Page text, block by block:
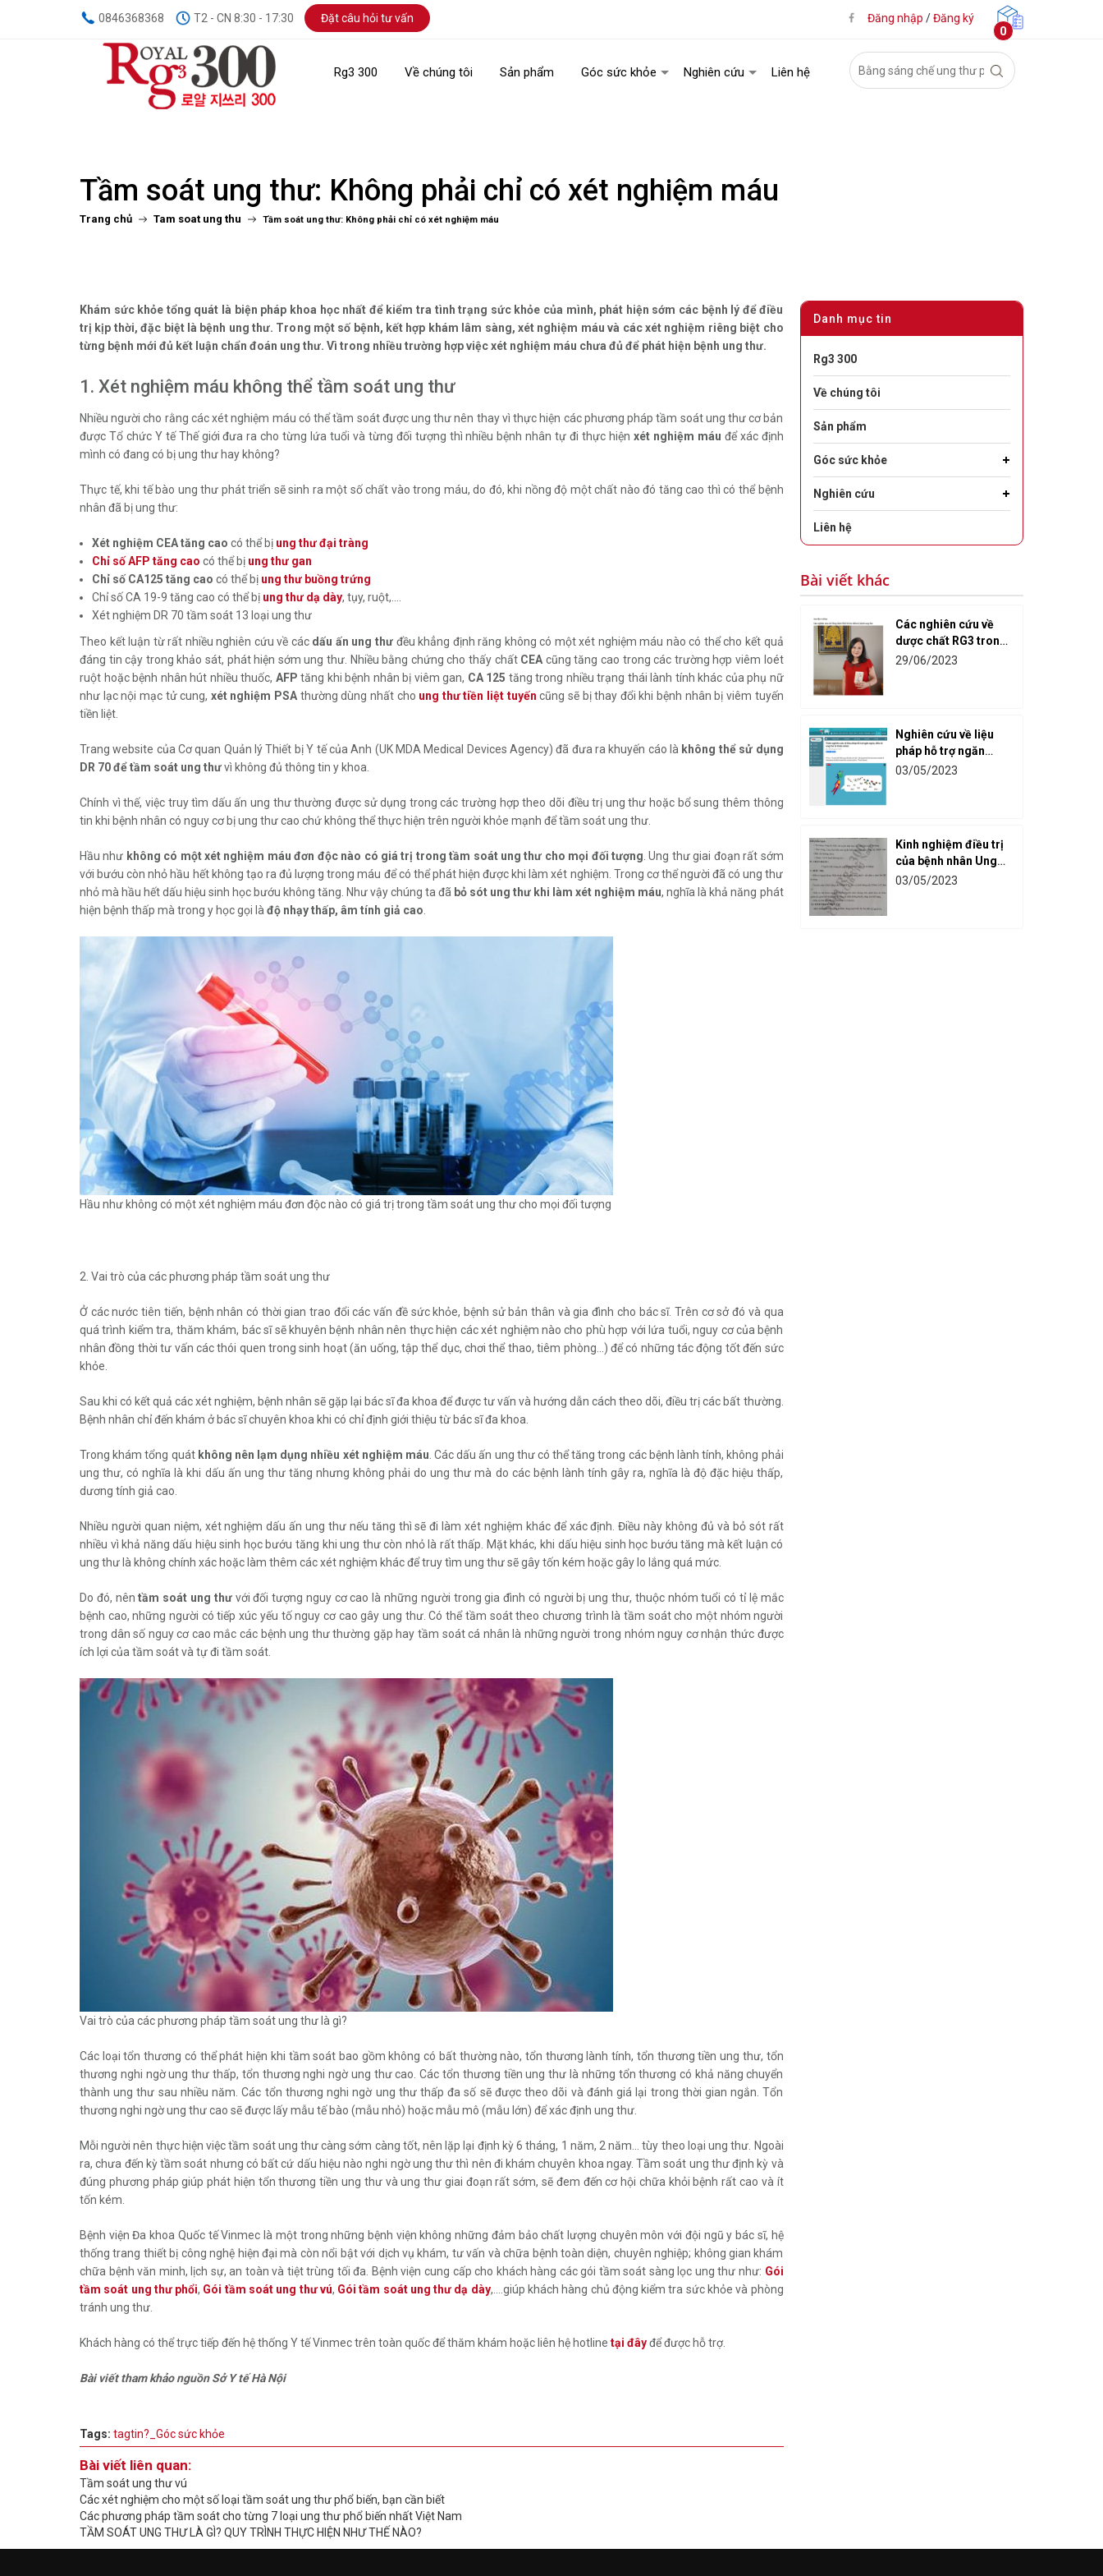
0846368368 T2 - CN 8:30 - 17:30 Đặt câu hỏi tư vấn Đăng nhập /Đăng ký
0
Rg3 300 Về chúng tôi Sản phẩm Góc sức khỏe Nghiên cứu Liên hệ
Tầm soát ung thư: Không phải chỉ có xét nghiệm máu
Trang chủ Tam soat ung thu Tầm soát ung thư: Không phải chỉ có xét nghiệm máu
Khám sức khỏe tổng quát là biện pháp khoa học nhất để kiểm tra tình trạng sức khỏe của mình, phát hiện sớm các bệnh lý để điều
trị kịp thời, đặc biệt là bệnh ung thư. Trong một số bệnh, kết hợp khám lâm sàng, xét nghiệm máu và các xét nghiệm riêng biệt cho
từng bệnh mới đủ kết luận chẩn đoán ung thư. Vì trong nhiều trường hợp việc xét nghiệm máu chưa đủ để phát hiện bệnh ung thư.
1. Xét nghiệm máu không thể tầm soát ung thư
Nhiều người cho rằng các xét nghiệm máu có thể tầm soát được ung thư nên thay vì thực hiện các phương pháp tầm soát ung thư cơ bản
được Tổ chức Y tế Thế giới đưa ra cho từng lứa tuổi và từng đối tượng thì nhiều bệnh nhân tự đi thực hiện xét nghiệm máu để xác định
mình có đang có bị ung thư hay không?
Thực tế, khi tế bào ung thư phát triển sẽ sinh ra một số chất vào trong máu, do đó, khi nồng độ một chất nào đó tăng cao thì có thể bệnh
nhân đã bị ung thư:
Xét nghiệm CEA tăng cao có thể bị ung thư đại tràng
Chỉ số AFP tăng cao có thể bị ung thư gan
Chỉ số CA125 tăng cao có thể bị ung thư buồng trứng
Chỉ số CA 19-9 tăng cao có thể bị ung thư dạ dày, tụy, ruột,....
Xét nghiệm DR 70 tầm soát 13 loại ung thư
Theo kết luận từ rất nhiều nghiên cứu về các dấu ấn ung thưđều khẳng định răng không có một xét nghiệm máu nào có thể cho kết quả
đáng tin cậy trong khảo sát, phát hiện sớm ung thư. Nhiều bằng chứng cho thấy chất CEA cũng tăng cao trong các trường hợp viêm loét
ruột hoặc bệnh nhân hút nhiều thuốc, AFP tăng khi bệnh nhân bị viêm gan, CA 125 tăng trong nhiều trạng thái lành tính khác của phụ nữ
như lạc nội mạc tử cung, xét nghiệm PSA thường dùng nhất cho ung thư tiền liệt tuyến cũng sẽ bị thay đổi khi bệnh nhân bị viêm tuyến
tiền liệt.
Trang website của Cơ quan Quản lý Thiết bị Y tế của Anh (UK MDA Medical Devices Agency) đã đưa ra khuyến cáo là không thể sử dụng
DR 70 để tầm soát ung thưvì không đủ thông tin y khoa.
Chính vì thế, việc truy tìm dấu ấn ung thư thường được sử dụng trong các trường hợp theo dõi điều trị ung thư hoặc bổ sung thêm thông
tin khi bệnh nhân có nguy cơ bị ung thư cao chứ không thể thực hiện trên người khỏe mạnh để tầm soát ung thư.
Hầu như không có một xét nghiệm máu đơn độc nào có giá trị trong tầm soát ung thư cho mọi đối tượng . Ung thư giai đoạn rất sớm
với bướu còn nhỏ hầu hết không tạo ra đủ lượng trong máu để có thể phát hiện được khi làm xét nghiệm. Trong cơ thể người đã có ung thư
nhỏ mà hầu hết dấu hiệu sinh học bướu không tăng. Như vậy chúng ta đã bỏ sót ung thư khi làm xét nghiệm máu, nghĩa là khả năng phát
hiện bệnh thấp mà trong y học gọi là độ nhạy thấp, âm tính giả cao
Hầu như không có một xét nghiệm máu đơn độc nào có giá trị trong tầm soát ung thư cho mọi đối tượng
2. Vai trò của các phương pháp tầm soát ung thư
Ở các nước tiên tiến, bệnh nhân có thời gian trao đổi các vấn đề sức khỏe, bệnh sử bản thân và gia đình cho bác sĩ. Trên cơ sở đó và qua
quá trình kiểm tra, thăm khám, bác sĩ sẽ khuyên bệnh nhân nên thực hiện các xét nghiệm nào cho phù hợp với lứa tuổi, nguy cơ của bệnh
nhân đồng thời tư vấn các thói quen trong sinh hoạt (ăn uống, tập thể dục, chơi thể thao, tiêm phòng...) để có những tác động tốt đến sức
khỏe.
Sau khi có kết quả các xét nghiệm, bệnh nhân sẽ gặp lại bác sĩ đa khoa để được tư vấn và hướng dẫn cách theo dõi, điều trị các bất thường.
Bệnh nhân chỉ đến khám ở bác sĩ chuyên khoa khi có chỉ định giới thiệu từ bác sĩ đa khoa.
Trong khám tổng quát không nên lạm dụng nhiều xét nghiệm máu . Các dấu ấn ung thư có thể tăng trong các bệnh lành tính, không phải
ung thư, có nghĩa là khi dấu ấn ung thư tăng nhưng không phải do ung thư mà do các bệnh lành tính gây ra, nghĩa là độ đặc hiệu thấp,
dương tính giả cao.
Nhiều người quan niệm, xét nghiệm dấu ấn ung thư nếu tăng thì sẽ đi làm xét nghiệm khác để xác định. Điều này không đủ và bỏ sót rất
nhiều vì khả năng dấu hiệu sinh học bướu tăng khi ung thư còn nhỏ là rất thấp. Mặt khác, khi dấu hiệu sinh học bướu tăng mà kết luận có
ung thư là không chính xác hoặc làm thêm các xét nghiệm khác để truy tìm ung thư sẽ gây tốn kém hoặc gây lo lắng quá mức.
Do đó, nêntầm soát ung thưvới đối tượng nguy cơ cao là những người trong gia đình có người bị ung thư, thuộc nhóm tuổi có tỉ lệ mắc
bệnh cao, những người có tiếp xúc yếu tố nguy cơ cao gây ung thư. Có thể tầm soát theo chương trình là tầm soát cho một nhóm người
trong dân số nguy cơ cao mắc các bệnh ung thư thường gặp hay tầm soát cá nhân là những người trong nhóm nguy cơ nhận thức được
ích lợi của tầm soát và tự đi tầm soát.
Vai trò của các phương pháp tầm soát ung thư là gì?
Các loại tổn thương có thể phát hiện khi tầm soát bao gồm không có bất thường nào, tổn thương lành tính, tổn thương tiền ung thư, tổn
thương nghi ngờ ung thư thấp, tổn thương nghi ngờ ung thư cao. Các tổn thương tiền ung thư là những tổn thương có khả năng chuyển
thành ung thư sau nhiều năm. Các tổn thương nghi ngờ ung thư thấp đa số sẽ được theo dõi và đánh giá lại trong thời gian ngắn. Tổn
thương nghi ngờ ung thư cao sẽ được lấy mẫu tế bào (mẫu nhỏ) hoặc mẫu mô (mẫu lớn) để xác định ung thư.
Mỗi người nên thực hiện việc tầm soát ung thư càng sớm càng tốt, nên lặp lại định kỳ 6 tháng, 1 năm, 2 năm... tùy theo loại ung thư. Ngoài
ra, chưa đến kỳ tầm soát nhưng có bất cứ dấu hiệu nào nghi ngờ ung thư thì nên đi khám chuyên khoa ngay. Tầm soát ung thư định kỳ và
đúng phương pháp giúp phát hiện tổn thương tiền ung thư và ung thư giai đoạn rất sớm, sẽ đem đến cơ hội chữa khỏi bệnh rất cao và ít
tốn kém.
Bệnh viện Đa khoa Quốc tế Vinmec là một trong những bệnh viện không những đảm bảo chất lượng chuyên môn với đội ngũ y bác sĩ, hệ
thống trang thiết bị công nghệ hiện đại mà còn nổi bật với dịch vụ khám, tư vấn và chữa bệnh toàn diện, chuyên nghiệp; không gian khám
chữa bệnh văn minh, lịch sự, an toàn và tiệt trùng tối đa. Bệnh viện cung cấp cho khách hàng các gói tầm soát sàng lọc ung thư như: Gói
tầm soát ung thư phổi, Gói tầm soát ung thư vú, Gói tầm soát ung thư dạ dày,....giúp khách hàng chủ động kiểm tra sức khỏe và phòng
tránh ung thư.
Khách hàng có thể trực tiếp đến hệ thống Y tế Vinmec trên toàn quốc để thăm khám hoặc liên hệ hotline tại đâyđể được hỗ trợ.
Bài viết tham khảo nguồn Sở Y tế Hà Nội
Tags: tagtin?_Góc sức khỏe
Bài viết liên quan:
Tầm soát ung thư vú
Các xét nghiệm cho một số loại tầm soát ung thư phổ biến, bạn cần biết
Các phương pháp tầm soát cho từng 7 loại ung thư phổ biến nhất Việt Nam
TẦM SOÁT UNG THƯ LÀ GÌ? QUY TRÌNH THỰC HIỆN NHƯ THẾ NÀO?
Danh mục tin
Rg3 300
Về chúng tôi
Sản phẩm
Góc sức khỏe
Nghiên cứu
Liên hệ
Bài viết khác
Các nghiên cứu về
dược chất RG3 trong
hỗ trợ điều trị ung
29/06/2023
Nghiên cứu về liệu
pháp hỗ trợ ngăn
ngừa, điều trị ung
03/05/2023
Kinh nghiệm điều trị
của bệnh nhân Ung
thư đại trực tràng với
03/05/2023